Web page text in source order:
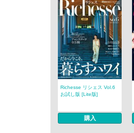
Richesse リシェス Vol.6
お試し版 [Lite版]
購入